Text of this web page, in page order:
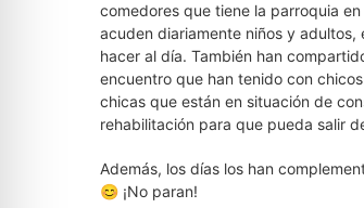
comedores que tiene la parroquia
acuden diariamente niños y
hacer al día. También han
encuentro que han tenido con
chicas que están en situación de
rehabilitación para que pueda salir
Además, los días los han
😊 ¡No paran!